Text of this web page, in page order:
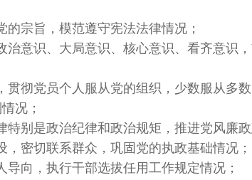
宗旨，模范遵守宪法法律情况；
意识、大局意识、核心意识、看齐意识
彻党员个人服从党的组织，少数服从多
况；
别是政治纪律和政治规矩，推进党风廉
密切联系群众，巩固党的执政基础情况；
向，执行干部选拔任用工作规定情况；